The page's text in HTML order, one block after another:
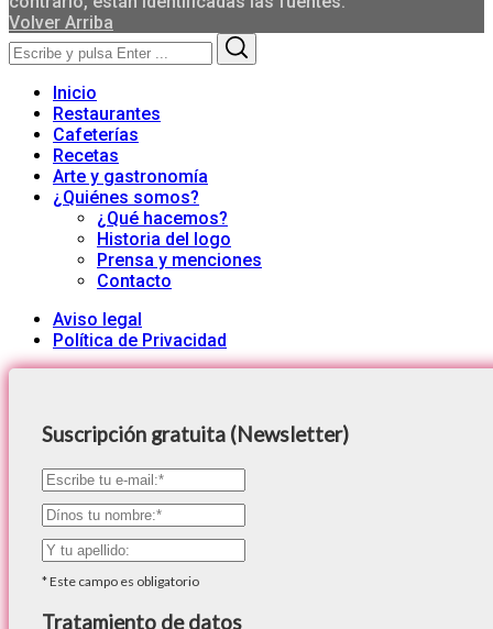
Volver Arriba
Search
for:
Inicio
Restaurantes
Cafeterías
Recetas
Arte y gastronomía
¿Quiénes somos?
¿Qué hacemos?
Historia del logo
Prensa y menciones
Contacto
Aviso legal
Política de Privacidad
Suscripción gratuita (Newsletter)
*Este campo es obligatorio
Tratamiento de datos